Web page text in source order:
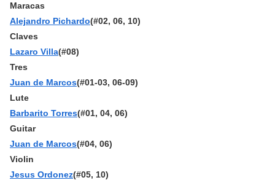
Maracas
Alejandro Pichardo(#02, 06, 10)
Claves
Lazaro Villa(#08)
Tres
Juan de Marcos(#01-03, 06-09)
Lute
Barbarito Torres(#01, 04, 06)
Guitar
Juan de Marcos(#04, 06)
Violin
Jesus Ordonez(#05, 10)